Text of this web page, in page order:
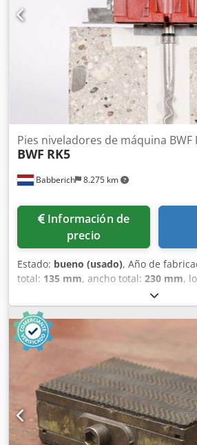
recomendamos que verifique todos
importantes. Dodpfx Aszqn Stjdqokr
Babberich 8.275 km
Pies niveladores de máquina BWF
BWF RK5
Información de
precio
Estado: bueno (usado), Año de
total: 135 mm, ancho total: 230 mm,
, BWF - RK5 N.º
9762 Fabricante: BWF Modelo: RK5
2012 Longitud: 345 mm Anchura: 230
Ndsfx Adqor Altura: 135 mm Peso: 30
La información de esta página ha sido
buena fe y, en la medida de lo
fabricante. Se proporciona esta
intención, pero no se puede garantizar
consecuencia, no constituye una
condiciones contractuales. Le
verifique todos los detalles importantes.